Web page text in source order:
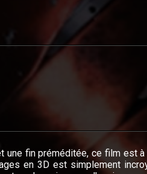
une fin préméditée, ce film est
en 3D est simplement